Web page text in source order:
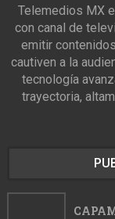
Telemedios MX
con canal de
emitir
cautiven a la
tecnología
trayectoria,